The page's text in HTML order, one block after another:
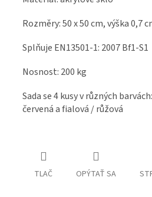
Rozměry: 50 x 50 cm, výška 0,7
Splňuje EN13501-1: 2007 Bf1-S1
Nosnost: 200 kg
Sada se 4 kusy v různých
červená a fialová / růžová
TLAČ OPÝTAŤ SA